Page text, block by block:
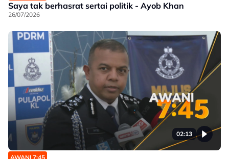
Saya tak berhasrat sertai politik - Ayob Khan
26/07/2026
02:13
AWANI 7:45